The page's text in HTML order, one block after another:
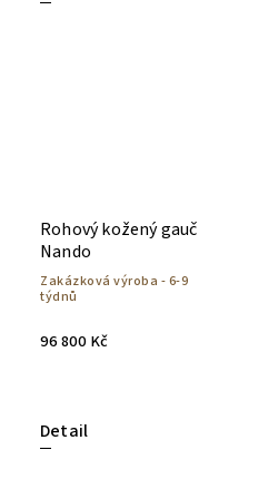
Rohový kožený gauč
Nando
Zakázková výroba - 6-9
týdnů
96 800 Kč
Detail